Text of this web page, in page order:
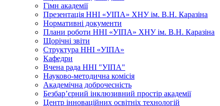
Гімн академії
Презентація ННІ «УІПА» ХНУ ім. В.Н. Каразіна
Нормативні документи
Плани роботи ННІ «УІПА» ХНУ ім. В.Н. Каразіна
Щорічні звіти
Структура ННІ «УІПА»
Кафедри
Вчена рада ННІ "УІПА"
Науково-методична комісія
Академічна доброчесність
Безбар’єрний інклюзивний простір академії
Центр інноваційних освітніх технологій